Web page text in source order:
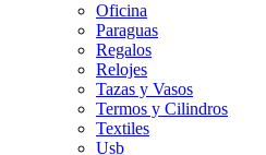
Oficina
Paraguas
Regalos
Relojes
Tazas y Vasos
Termos y Cilindros
Textiles
Usb